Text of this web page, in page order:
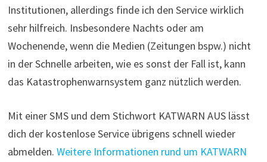
Institutionen, allerdings finde ich den Service wirklich
sehr hilfreich. Insbesondere Nachts oder am
Wochenende, wenn die Medien (Zeitungen bspw.) nicht
in der Schnelle arbeiten, wie es sonst der Fall ist, kann
das Katastrophenwarnsystem ganz nützlich werden.
Mit einer SMS und dem Stichwort KATWARN AUS lässt
dich der kostenlose Service übrigens schnell wieder
abmelden. Weitere Informationen rund um KATWARN